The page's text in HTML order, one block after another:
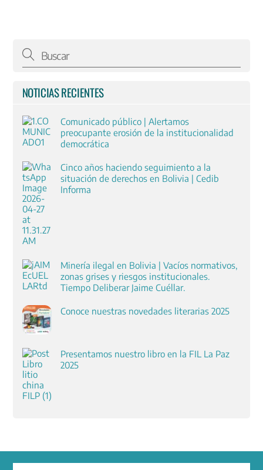
NOTICIAS RECIENTES
Comunicado público | Alertamos
preocupante erosión de la institucionalidad
democrática
Cinco años haciendo seguimiento a la
situación de derechos en Bolivia | Cedib
Informa
Minería ilegal en Bolivia | Vacíos normativos,
zonas grises y riesgos institucionales.
Tiempo Deliberar Jaime Cuéllar.
Conoce nuestras novedades literarias 2025
Presentamos nuestro libro en la FIL La Paz
2025